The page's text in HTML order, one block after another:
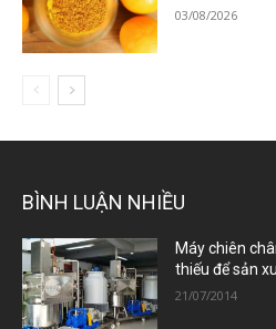
03/08/2026
BÌNH LUẬN NHIỀU
Máy chiên
thiếu để sản
21/07/2014